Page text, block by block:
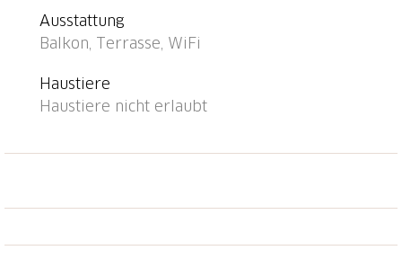
Luftseilbahn 18 km, Bergeisenbahn 11 km,
Skisportanlagen 25 km. Nahe gelegene
Sehenswürdigkeiten: Pilatus 12 km, Luzern 25 km.
Bekannte Skigebiete sind gut erreichbar: Engelberg
40 km, Brünig-Hasliberg 30 km, Melchsee Frutt 25
Ausstattung
Balkon, Terrasse, WiFi
Haustiere
Haustiere nicht erlaubt